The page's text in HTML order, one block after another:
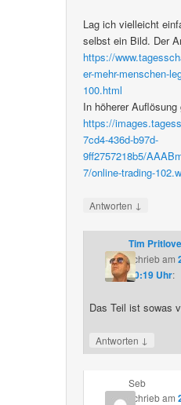
Lag ich vielleicht
selbst ein Bild. Der
https://
er-mehr-menschen-
100.html
In höherer
https://
7cd4-436d-b97d-
9ff2757218b5/
7/online-trading-
Antworten ↓
Tim Pritlove
schriebam
20:19 Uhr:
Das Teil ist sowas
Antworten ↓
Seb
schriebam